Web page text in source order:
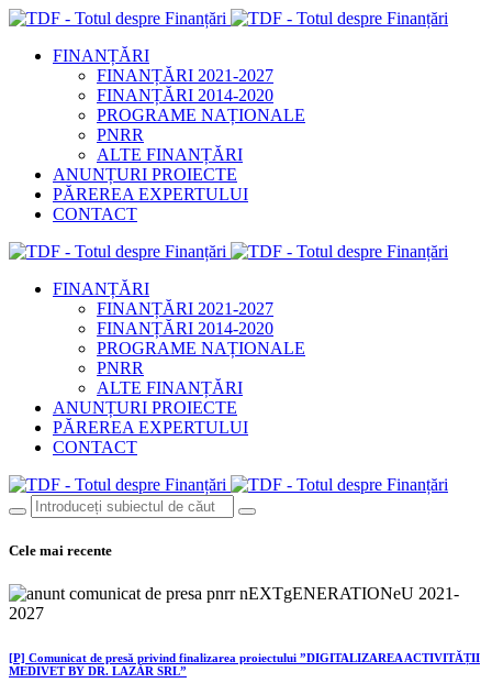
FINANȚĂRI
FINANȚĂRI 2021-2027
FINANȚĂRI 2014-2020
PROGRAME NAȚIONALE
PNRR
ALTE FINANȚĂRI
ANUNȚURI PROIECTE
PĂREREA EXPERTULUI
CONTACT
FINANȚĂRI
FINANȚĂRI 2021-2027
FINANȚĂRI 2014-2020
PROGRAME NAȚIONALE
PNRR
ALTE FINANȚĂRI
ANUNȚURI PROIECTE
PĂREREA EXPERTULUI
CONTACT
Cele mai recente
[P] Comunicat de presă privind finalizarea proiectului ”DIGITALIZAREA ACTIVITĂȚII
MEDIVET BY DR. LAZĂR SRL”